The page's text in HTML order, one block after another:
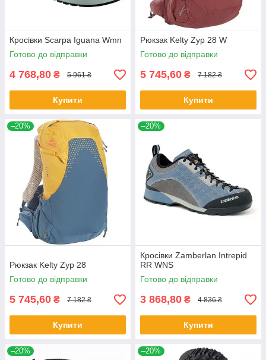
Кросівки Scarpa Iguana Wmn
Готово до відправки
4 768,80 ₴ 5 961 ₴
Купити
Рюкзак Kelty Zyp 28 W
Готово до відправки
5 745,60 ₴ 7 182 ₴
Купити
–20%
Рюкзак Kelty Zyp 28
Готово до відправки
5 745,60 ₴ 7 182 ₴
Купити
–20%
Кросівки Zamberlan Intrepid
RR WNS
Готово до відправки
3 868,80 ₴ 4 836 ₴
Купити
–20% –20%